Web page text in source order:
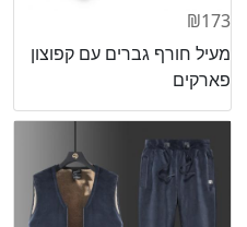
₪173
מעיל חורף גברים עם קפוצון
פארקים